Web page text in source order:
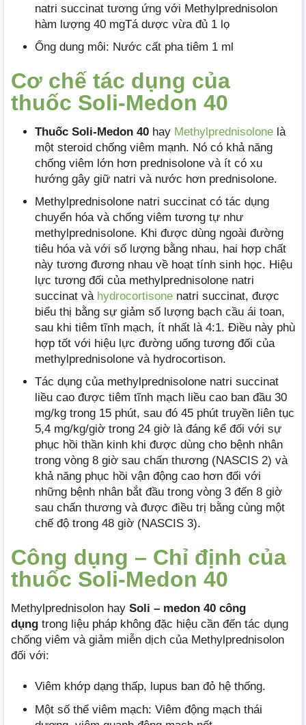
natri succinat tương ứng với Methylprednisolon
hàm lượng 40 mgTá dược vừa đủ 1 lọ
Ống dung môi: Nước cất pha tiêm 1 ml
Cơ chế tác dụng của
thuốc Soli-Medon 40
Thuốc Soli-Medon 40 hay Methylprednisolone là
một steroid chống viêm mạnh. Nó có khả năng
chống viêm lớn hơn prednisolone và ít có xu
hướng gây giữ natri và nước hơn prednisolone.
Methylprednisolone natri succinat có tác dụng
chuyển hóa và chống viêm tương tự như
methylprednisolone. Khi được dùng ngoài đường
tiêu hóa và với số lượng bằng nhau, hai hợp chất
này tương đương nhau về hoạt tính sinh học. Hiệu
lực tương đối của methylprednisolone natri
succinat và hydrocortisone natri succinat, được
biểu thị bằng sự giảm số lượng bạch cầu ái toan,
sau khi tiêm tĩnh mạch, ít nhất là 4:1. Điều này phù
hợp tốt với hiệu lực đường uống tương đối của
methylprednisolone và hydrocortison.
Tác dụng của methylprednisolone natri succinat
liều cao được tiêm tĩnh mạch liều cao ban đầu 30
mg/kg trong 15 phút, sau đó 45 phút truyền liên tục
5,4 mg/kg/giờ trong 24 giờ là đáng kể đối với sự
phục hồi thần kinh khi được dùng cho bệnh nhân
trong vòng 8 giờ sau chấn thương (NASCIS 2) và
khả năng phục hồi vận động cao hơn đối với
những bệnh nhân bắt đầu trong vòng 3 đến 8 giờ
sau chấn thương và được điều trị bằng cùng một
chế độ trong 48 giờ (NASCIS 3).
Công dụng – Chỉ định của
thuốc Soli-Medon 40
Methylprednisolon hay Soli – medon 40 công
dụng trong liệu pháp không đặc hiệu cần đến tác dụng
chống viêm và giảm miễn dịch của Methylprednisolon
đối với:
Viêm khớp dạng thấp, lupus ban đỏ hệ thống.
Một số thể viêm mạch: Viêm động mạch thái